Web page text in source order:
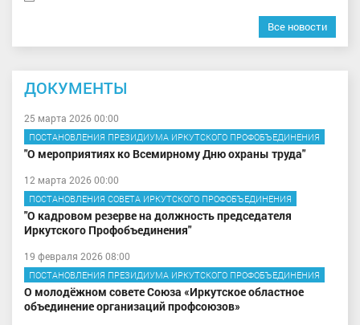
Все новости
ДОКУМЕНТЫ
25 марта 2026 00:00
ПОСТАНОВЛЕНИЯ ПРЕЗИДИУМА ИРКУТСКОГО ПРОФОБЪЕДИНЕНИЯ
"О мероприятиях ко Всемирному Дню охраны труда"
12 марта 2026 00:00
ПОСТАНОВЛЕНИЯ СОВЕТА ИРКУТСКОГО ПРОФОБЪЕДИНЕНИЯ
"О кадровом резерве на должность председателя
Иркутского Профобъединения"
19 февраля 2026 08:00
ПОСТАНОВЛЕНИЯ ПРЕЗИДИУМА ИРКУТСКОГО ПРОФОБЪЕДИНЕНИЯ
О молодёжном совете Союза «Иркутское областное
объединение организаций профсоюзов»